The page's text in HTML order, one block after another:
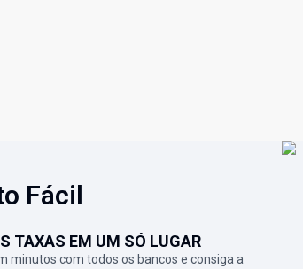
Fácil
TAXAS EM UM SÓ LUGAR
minutos com todos os bancos e consiga a